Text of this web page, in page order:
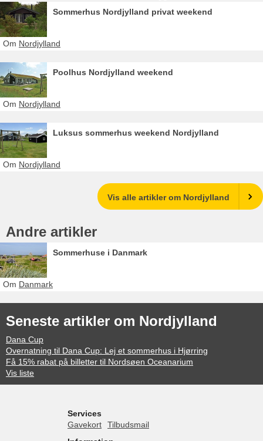
Sommerhus Nordjylland privat weekend
Om Nordjylland
Poolhus Nordjylland weekend
Om Nordjylland
Luksus sommerhus weekend Nordjylland
Om Nordjylland
Vis alle artikler om Nordjylland
Andre artikler
Sommerhuse i Danmark
Om Danmark
Seneste artikler om Nordjylland
Dana Cup
Overnatning til Dana Cup: Lej et sommerhus i Hjørring
Få 15% rabat på billetter til Nordsøen Oceanarium
Vis liste
Services
Gavekort
Tilbudsmail